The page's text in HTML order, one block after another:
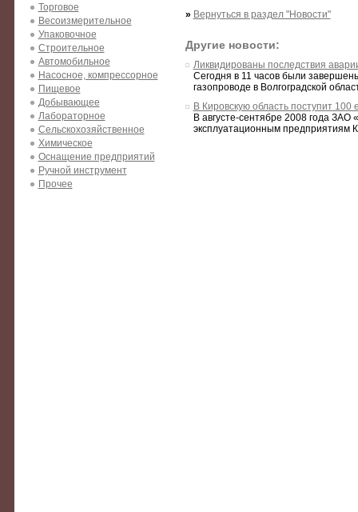
Торговое
Весоизмерительное
Упаковочное
Строительное
Автомобильное
Насосное, компрессорное
Пищевое
Добывающее
Лабораторное
Сельскохозяйственное
Химическое
Оснащение предприятий
Ручной инструмент
Прочее
» Вернуться в раздел "Новости"
Другие новости:
Ликвидированы последствия
Сегодня в 11 часов были
газопроводе в Волгоградской
В Кировскую область поступит
В августе-сентябре 2008 года
эксплуатационным предприятиям